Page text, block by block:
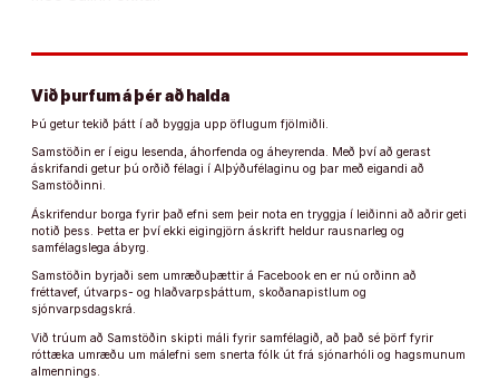
Við þurfum á þér að halda
Þú getur tekið þátt í að byggja upp öflugum fjölmiðli.
Samstöðin er í eigu lesenda, áhorfenda og áheyrenda. Með því að gerast
áskrifandi getur þú orðið félagi í Alþýðufélaginu og þar með eigandi að
Samstöðinni.
Áskrifendur borga fyrir það efni sem þeir nota en tryggja í leiðinni að aðrir geti
notið þess. Þetta er því ekki eigingjörn áskrift heldur rausnarleg og
samfélagslega ábyrg.
Samstöðin byrjaði sem umræðuþættir á Facebook en er nú orðinn að
fréttavef, útvarps- og hlaðvarpsþáttum, skoðanapistlum og
sjónvarpsdagskrá.
Við trúum að Samstöðin skipti máli fyrir samfélagið, að það sé þörf fyrir
róttæka umræðu um málefni sem snerta fólk út frá sjónarhóli og hagsmunum
almennings.